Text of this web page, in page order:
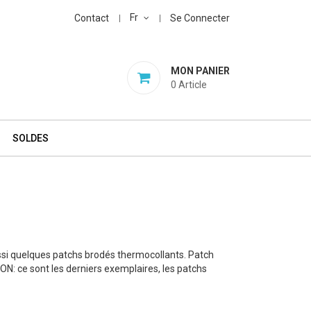
Contact Fr Se Connecter
MON PANIER
0 Article
SOLDES
quelques patchs brodés thermocollants. Patch
ce sont les derniers exemplaires, les patchs